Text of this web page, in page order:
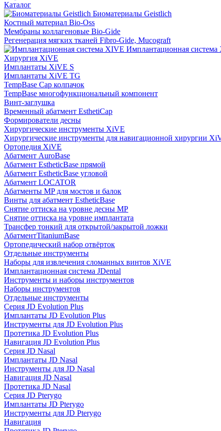
Каталог
Биоматериалы Geistlich
Костный материал Bio-Oss
Мембраны коллагеновые Bio-Gide
Регенерация мягких тканей Fibro-Gide, Mucograft
Имплантационная
Хирургия XiVE
Имплантаты XiVE S
Имплантаты XiVE TG
TempBase Cap колпачок
TempBase многофункциональный компонент
Винт-заглушка
Временный абатмент EsthetiCap
Формирователи десны
Хирургические инструменты XiVE
Хирургические инструменты для навигационной хирургии
Ортопедия XiVE
Абатмент AuroBase
Абатмент EstheticBase прямой
Абатмент EstheticBase угловой
Абатмент LOCATOR
Абатменты MP для мостов и балок
Винты для абатмент EstheticBase
Снятие оттиска на уровне десны MP
Снятие оттиска на уровне имплантата
Трансфер тонкий для открытой/закрытой ложки
АбатментTitaniumBase
Ортопедический набор отвёрток
Отдельные инструменты
Наборы для извлечения сломанных винтов XiVE
Имплантационная система JDental
Инструменты и наборы инструментов
Наборы инструментов
Отдельные инструменты
Серия JD Evolution Plus
Имплантаты JD Evolution Plus
Инструменты для JD Evolution Plus
Протетика JD Evolution Plus
Навигация JD Evolution Plus
Серия JD Nasal
Имплантаты JD Nasal
Инструменты для JD Nasal
Навигация JD Nasal
Протетика JD Nasal
Серия JD Pterygo
Имплантаты JD Pterygo
Инструменты для JD Pterygo
Навигация